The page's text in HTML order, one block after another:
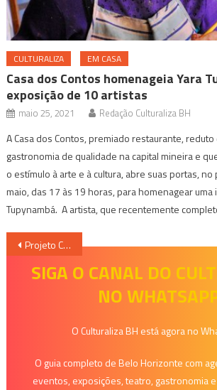
CULTURALIZA EM CASA
Casa dos Contos homenageia Yara
exposição de 10 artistas
maio 25, 2021 Redação Culturaliza BH
A Casa dos Contos, premiado restaurante,
gastronomia de qualidade na capital mineira e
o estímulo à arte e à cultura, abre suas portas,
maio, das 17 às 19 horas, para homenagear uma
Tupynambá. A artista, que recentemente
Navegação
Projeto Caixa Acústica 2018 valoriza intérpretes mineiros
SIGA O CANAL DO
NO
O Culturaliza BH está agora no
O guia completo de Belo Horizonte com
eventos, exposições, teatro, gastronomia